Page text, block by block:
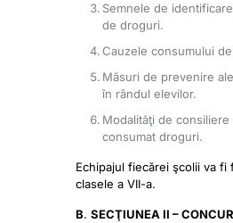
Semnele de
de droguri.
Cauzele consumului
Măsuri de prevenire
în rândul elevilor.
Modalităţi de
consumat droguri.
Echipajul fiecărei şcolii va
clasele a VII-a.
B. SECŢIUNEA II –